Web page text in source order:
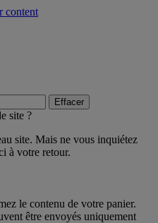
content
Effacer
site ?
site. Mais ne vous inquiétez
à votre retour.
le contenu de votre panier.
être envoyés uniquement